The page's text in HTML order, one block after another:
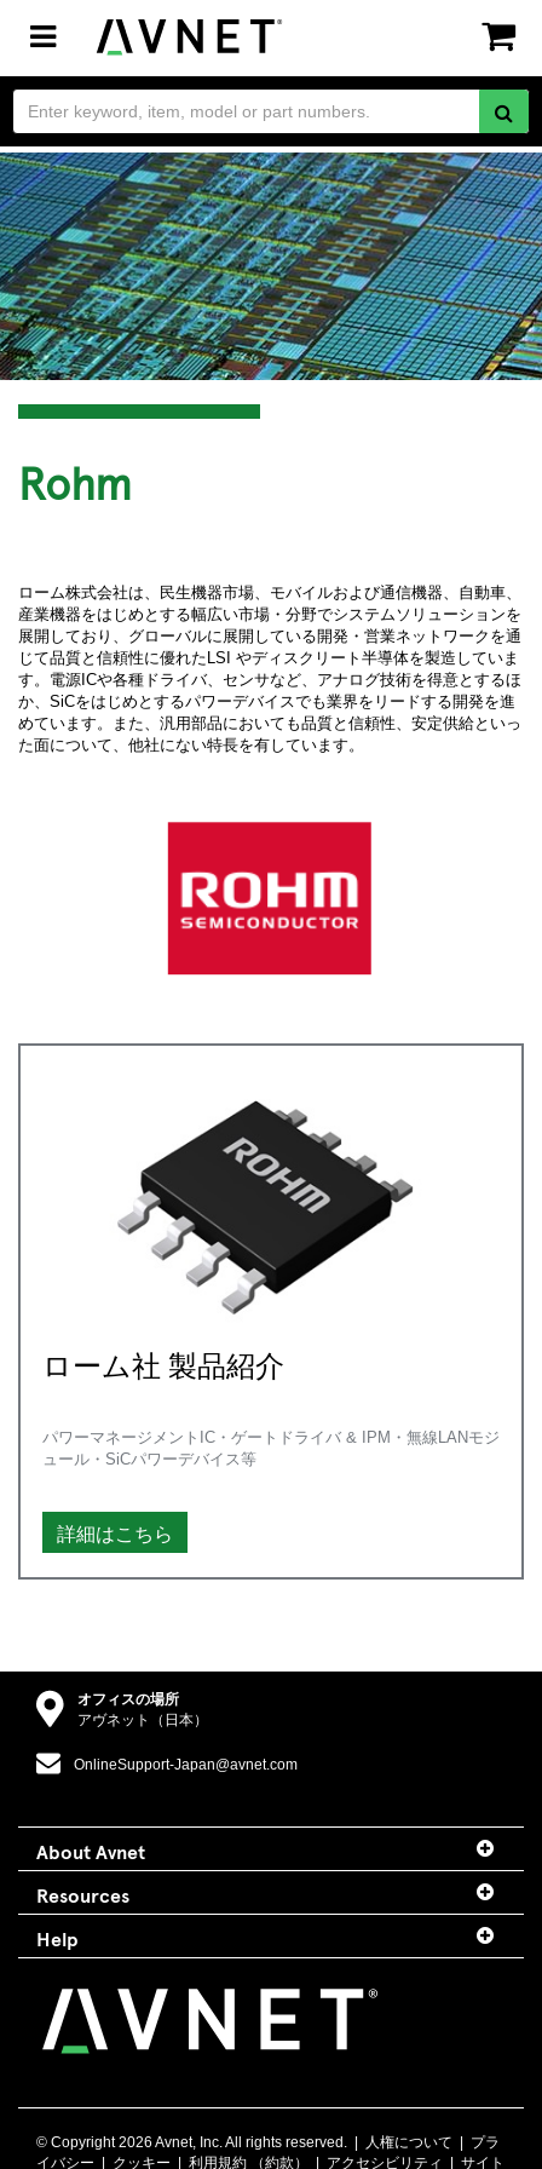
Toggle
navigation
Rohm
ローム株式会社は、民生機器市場、モバイルおよび通信機器、自動車、
産業機器をはじめとする幅広い市場・分野でシステムソリューションを
展開しており、グローバルに展開している開発・営業ネットワークを通
じて品質と信頼性に優れたLSI やディスクリート半導体を製造していま
す。電源ICや各種ドライバ、センサなど、アナログ技術を得意とするほ
か、SiCをはじめとするパワーデバイスでも業界をリードする開発を進
めています。また、汎用部品においても品質と信頼性、安定供給といっ
た面について、他社にない特長を有しています。
ローム社 製品紹介
パワーマネージメントIC・ゲートドライバ & IPM・無線LANモジ
ュール・SiCパワーデバイス等
詳細はこちら
オフィスの場所
アヴネット（日本）
OnlineSupport-Japan@avnet.com
About Avnet
Resources
Help
© Copyright2026 Avnet, Inc. All rights reserved. | 人権について
プラ
イバシー
クッキー 利用規約 （約款） アクセシビリティ サイト